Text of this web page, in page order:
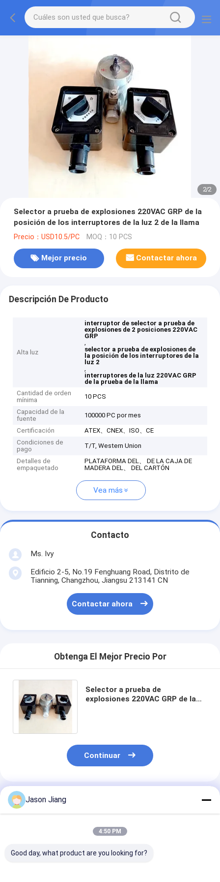
2/2
Selector a prueba de explosiones 220VAC GRP de la
posición de los interruptores de la luz 2 de la llama
Precio：USD10.5/PC MOQ：10 PCS
Mejor precio Contactar ahora
Descripción De Producto
Alta luz
interruptor de selector a prueba de
explosiones de 2 posiciones 220VAC
GRP
,
selector a prueba de explosiones de
la posición de los interruptores de la
luz 2
,
interruptores de la luz 220VAC GRP
de la prueba de la llama
Cantidad de orden
mínima
10 PCS
Capacidad de la
fuente
100000 PC por mes
Certificación
ATEX、CNEX、ISO、CE
Condiciones de
pago
T/T, Western Union
Detalles de
empaquetado
PLATAFORMA DEL、 DE LA CAJA DE
MADERA DEL、 DEL CARTÓN
Vea más
Contacto
Ms. Ivy
Edificio 2-5, No.19 Fenghuang Road, Distrito de
Tianning, Changzhou, Jiangsu 213141 CN
Contactar ahora
Obtenga El Mejor Precio Por
Selector a prueba de
explosiones 220VAC GRP de la
Continuar
Productos Recomendados
Jason Jiang
4:50 PM
Good day, what product are you looking for?